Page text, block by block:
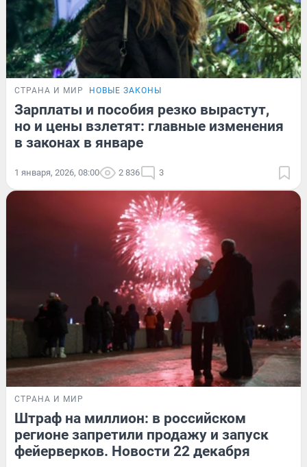
СТРАНА И МИР НОВЫЕ ЗАКОНЫ
Зарплаты и пособия резко вырастут,
но и цены взлетят: главные изменения
в законах в январе
1 января, 2026, 08:00 2 836 3
СТРАНА И МИР
Штраф на миллион: в российском
регионе запретили продажу и запуск
фейерверков. Новости 22 декабря